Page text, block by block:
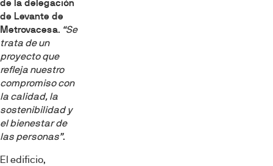
Selección
de
consentimiento
Necesarias
Preferencias
Estadística
Marketing
de la delegación
de Levante de
Metrovacesa. “Se
trata de un
proyecto que
refleja nuestro
compromiso con
la calidad, la
sostenibilidad y
el bienestar de
las personas”.
El edificio,